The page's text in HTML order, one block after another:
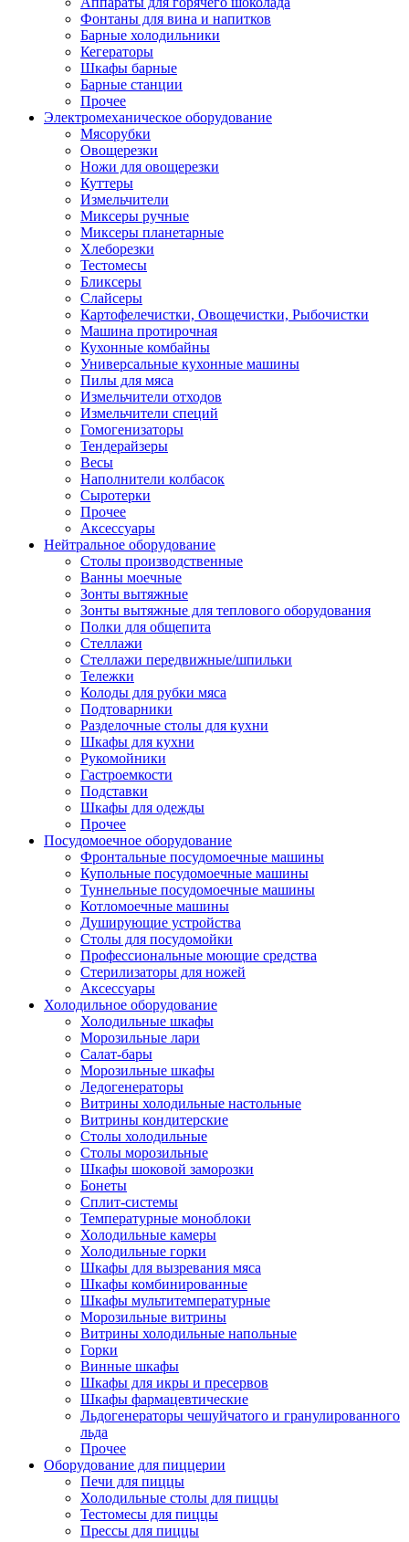
Фонтаны для вина и напитков
Барные холодильники
Кегераторы
Шкафы барные
Барные станции
Прочее
Электромеханическое оборудование
Мясорубки
Овощерезки
Ножи для овощерезки
Куттеры
Измельчители
Миксеры ручные
Миксеры планетарные
Хлеборезки
Тестомесы
Бликсеры
Слайсеры
Картофелечистки, Овощечистки, Рыбочистки
Машина протирочная
Кухонные комбайны
Универсальные кухонные машины
Пилы для мяса
Измельчители отходов
Измельчители специй
Гомогенизаторы
Тендерайзеры
Весы
Наполнители колбасок
Сыротерки
Прочее
Аксессуары
Нейтральное оборудование
Столы производственные
Ванны моечные
Зонты вытяжные
Зонты вытяжные для теплового оборудования
Полки для общепита
Стеллажи
Стеллажи передвижные/шпильки
Тележки
Колоды для рубки мяса
Подтоварники
Разделочные столы для кухни
Шкафы для кухни
Рукомойники
Гастроемкости
Подставки
Шкафы для одежды
Прочее
Посудомоечное оборудование
Фронтальные посудомоечные машины
Купольные посудомоечные машины
Туннельные посудомоечные машины
Котломоечные машины
Душирующие устройства
Столы для посудомойки
Профессиональные моющие средства
Стерилизаторы для ножей
Аксессуары
Холодильное оборудование
Холодильные шкафы
Морозильные лари
Салат-бары
Морозильные шкафы
Ледогенераторы
Витрины холодильные настольные
Витрины кондитерские
Столы холодильные
Столы морозильные
Шкафы шоковой заморозки
Бонеты
Сплит-системы
Температурные моноблоки
Холодильные камеры
Холодильные горки
Шкафы для вызревания мяса
Шкафы комбинированные
Шкафы мультитемпературные
Морозильные витрины
Витрины холодильные напольные
Горки
Винные шкафы
Шкафы для икры и пресервов
Шкафы фармацевтические
Льдогенераторы чешуйчатого и гранулированного
льда
Прочее
Оборудование для пиццерии
Печи для пиццы
Холодильные столы для пиццы
Тестомесы для пиццы
Прессы для пиццы